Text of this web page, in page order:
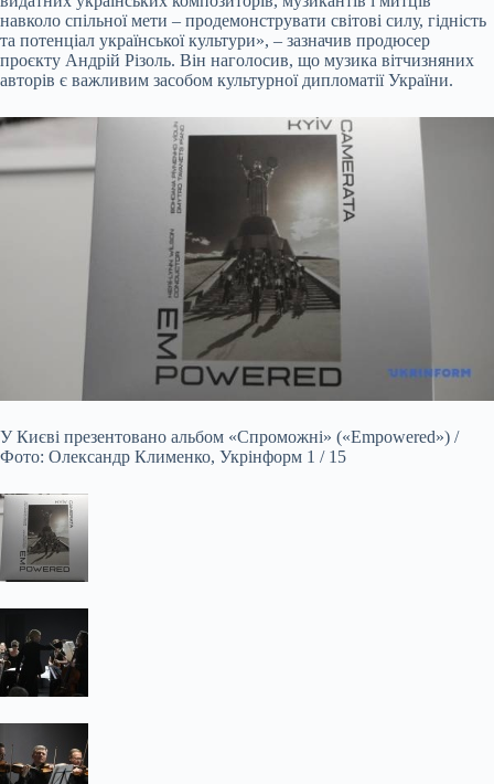
навколо спільної мети – продемонструвати світові силу, гідність
та потенціал української культури», – зазначив продюсер
проєкту Андрій Різоль. Він наголосив, що музика вітчизняних
авторів є важливим засобом культурної дипломатії України.
У Києві презентовано альбом «Спроможні» («Empowered») /
Фото: Олександр Клименко, Укрінформ 1 / 15